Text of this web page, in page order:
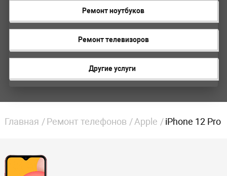
Ремонт ноутбуков
Ремонт телевизоров
Другие услуги
Главная Ремонт телефонов Apple iPhone 12 Pro